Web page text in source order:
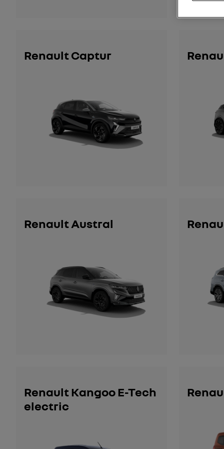
Renault Captur
Renault Austral
Renault Kangoo E-Tech
electric